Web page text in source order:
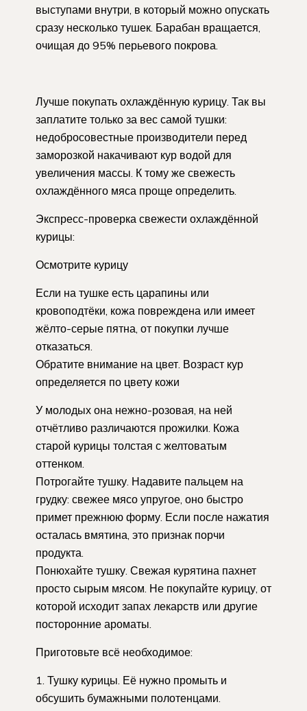
выступами внутри, в который можно опускать
сразу несколько тушек. Барабан вращается,
очищая до 95% перьевого покрова.
Лучше покупать охлаждённую курицу. Так вы
заплатите только за вес самой тушки:
недобросовестные производители перед
заморозкой накачивают кур водой для
увеличения массы. К тому же свежесть
охлаждённого мяса проще определить.
Экспресс-проверка свежести охлаждённой
курицы:
Осмотрите курицу
Если на тушке есть царапины или
кровоподтёки, кожа повреждена или имеет
жёлто-серые пятна, от покупки лучше
отказаться.
Обратите внимание на цвет. Возраст кур
определяется по цвету кожи
У молодых она нежно-розовая, на ней
отчётливо различаются прожилки. Кожа
старой курицы толстая с желтоватым
оттенком.
Потрогайте тушку. Надавите пальцем на
грудку: свежее мясо упругое, оно быстро
примет прежнюю форму. Если после нажатия
осталась вмятина, это признак порчи
продукта.
Понюхайте тушку. Свежая курятина пахнет
просто сырым мясом. Не покупайте курицу, от
которой исходит запах лекарств или другие
посторонние ароматы.
Приготовьте всё необходимое:
Тушку курицы. Её нужно промыть и
обсушить бумажными полотенцами.